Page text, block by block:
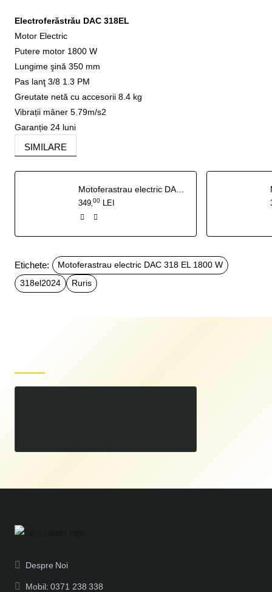
Electroferăstrău DAC 318EL
Motor Electric
Putere motor 1800 W
Lungime şină 350 mm
Pas lanţ 3/8 1.3 PM
Greutate netă cu accesorii 8.4 kg
Vibrații mâner 5.79m/s2
Garanție 24 luni
SIMILARE
349 00 LEI
Etichete:
Motoferastrau electric DAC 318 EL 1800 W
318el2024
Ruris
Despre Noi
Mobil: 0371 238 338